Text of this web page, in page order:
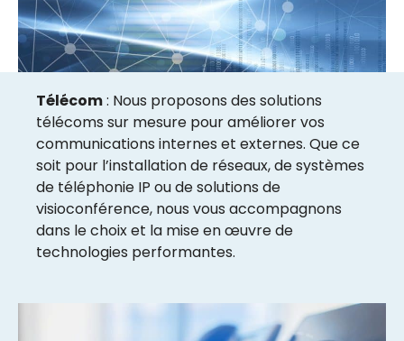
Télécom: Nous proposons des solutions
télécoms sur mesure pour améliorer vos
communications internes et externes. Que ce
soit pour l’installation de réseaux, de systèmes
de téléphonie IP ou de solutions de
visioconférence, nous vous accompagnons
dans le choix et la mise en œuvre de
technologies performantes.